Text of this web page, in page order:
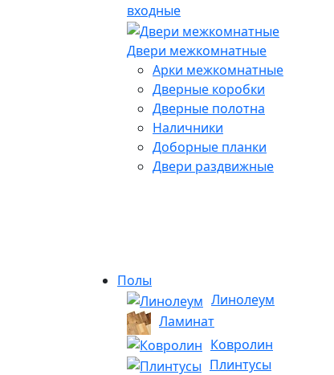
входные
Двери межкомнатные
Арки межкомнатные
Дверные коробки
Дверные полотна
Наличники
Доборные планки
Двери раздвижные
Полы
Линолеум
Ламинат
Ковролин
Плинтусы